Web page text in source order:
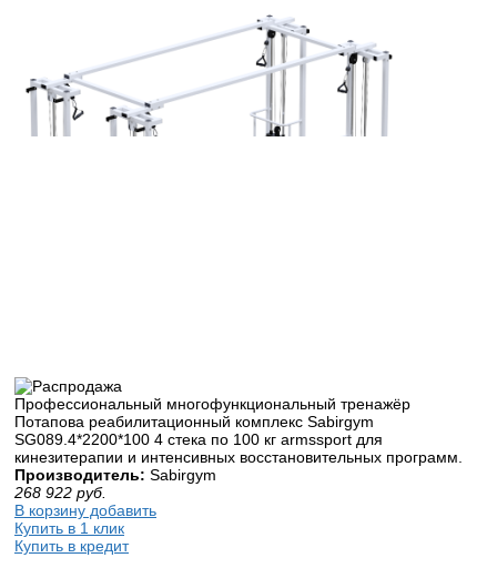
Профессиональный многофункциональный тренажёр
Потапова реабилитационный комплекс Sabirgym
SG089.4*2200*100 4 стека по 100 кг armssport для
кинезитерапии и интенсивных восстановительных программ.
Производитель: Sabirgym
268 922 руб.
В корзину добавить
Купить в 1 клик
Купить в кредит